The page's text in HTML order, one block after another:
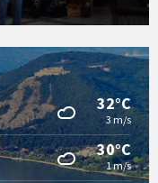
32°C
3 m/s
30°C
1 m/s